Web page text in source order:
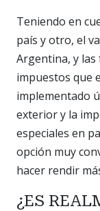
Teniendo en
país y otro, el
Argentina, y las
impuestos que
implementado
exterior y la
especiales en
opción muy
hacer rendir
¿ES